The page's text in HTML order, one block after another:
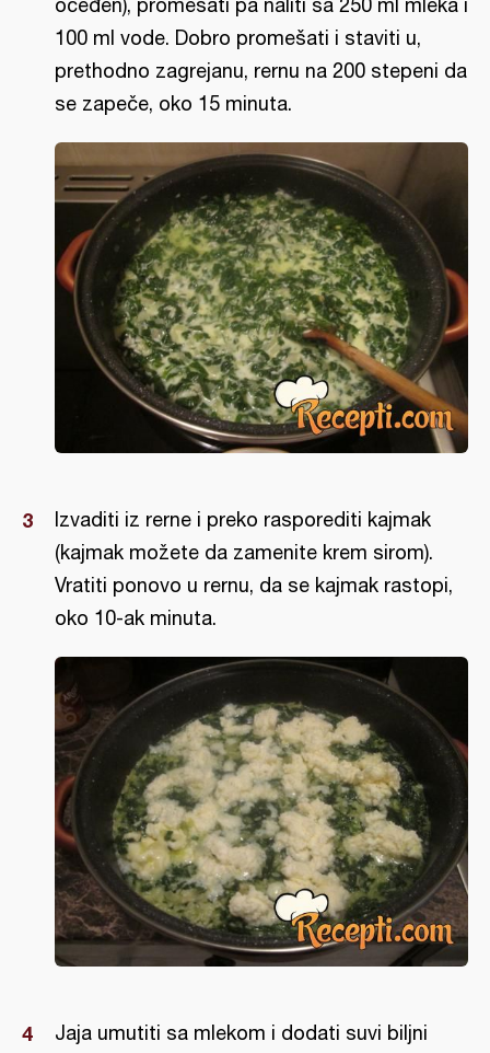
oceđen), promešati pa naliti sa 250 ml mleka i
100 ml vode. Dobro promešati i staviti u,
prethodno zagrejanu, rernu na 200 stepeni da
se zapeče, oko 15 minuta.
Izvaditi iz rerne i preko rasporediti kajmak
(kajmak možete da zamenite krem sirom).
Vratiti ponovo u rernu, da se kajmak rastopi,
oko 10-ak minuta.
Jaja umutiti sa mlekom i dodati suvi biljni